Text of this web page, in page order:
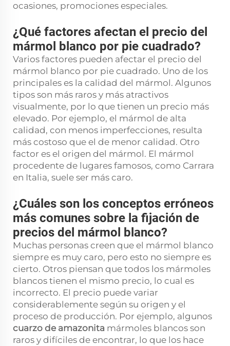
ocasiones, promociones especiales.
¿Qué factores afectan el precio del
mármol blanco por pie cuadrado?
Varios factores pueden afectar el precio del
mármol blanco por pie cuadrado. Uno de los
principales es la calidad del mármol. Algunos
tipos son más raros y más atractivos
visualmente, por lo que tienen un precio más
elevado. Por ejemplo, el mármol de alta
calidad, con menos imperfecciones, resulta
más costoso que el de menor calidad. Otro
factor es el origen del mármol. El mármol
procedente de lugares famosos, como Carrara
en Italia, suele ser más caro.
¿Cuáles son los conceptos erróneos
más comunes sobre la fijación de
precios del mármol blanco?
Muchas personas creen que el mármol blanco
siempre es muy caro, pero esto no siempre es
cierto. Otros piensan que todos los mármoles
blancos tienen el mismo precio, lo cual es
incorrecto. El precio puede variar
considerablemente según su origen y el
proceso de producción. Por ejemplo, algunos
cuarzo de amazonita mármoles blancos son
raros y difíciles de encontrar, lo que los hace